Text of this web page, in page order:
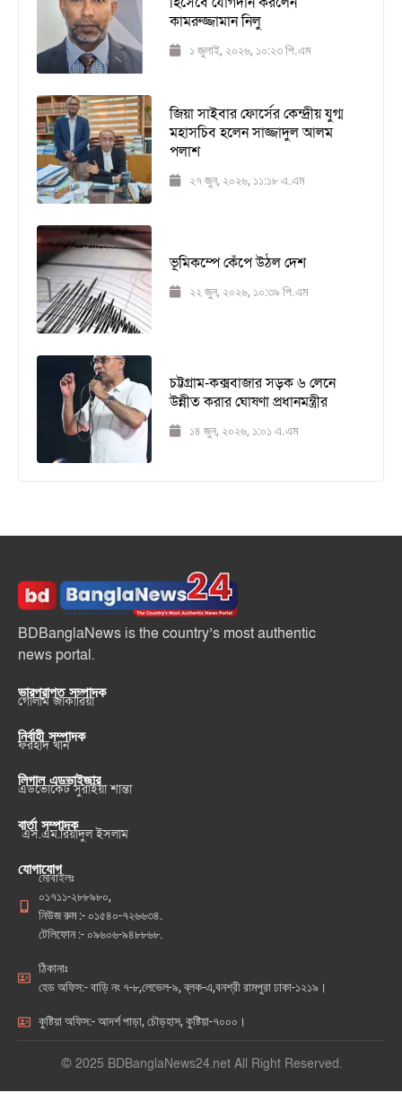
কামরুজ্জামান নিলু
১ জুলাই, ২০২৬, ১০:২৩ পি.এম
জিয়া সাইবার ফোর্সের কেন্দ্রীয় যুগ্ম
মহাসচিব হলেন সাজ্জাদুল আলম
পলাশ
২৭ জুন, ২০২৬, ১১:১৮ এ.এম
ভূমিকম্পে কেঁপে উঠল দেশ
২২ জুন, ২০২৬, ১০:৩৯ পি.এম
চট্টগ্রাম-কক্সবাজার সড়ক ৬ লেনে
উন্নীত করার ঘোষণা প্রধানমন্ত্রীর
১৪ জুন, ২০২৬, ১:০১ এ.এম
BDBanglaNews is the country’s most authentic
news portal.
ভারপ্রাপ্ত সম্পাদক
গোলাম জাকারিয়া
নির্বাহী সম্পাদক
ফরহাদ খান
লিগাল এডভাইজার
এডভোকেট সুরাইয়া শান্তা
বার্তা সম্পাদক
এস.এম.রিয়াদুল ইসলাম
যোগাযোগ
মোবাইলঃ
০১৭১১-২৮৮৯৮০,
নিউজ রুম :- ০১৫৪০-৭২৬৬৩৪.
টেলিফোন :- ০৯৬০৬-৯৪৮৮৬৮.
ঠিকানাঃ
হেড অফিস:- বাড়ি নং ৭-৮,লেভেল-৯, ব্লক-এ,বনশ্রী রামপুরা ঢাকা-১২১৯।
কুষ্টিয়া অফিস:- আদর্শ পাড়া, চৌড়হাস, কুষ্টিয়া-৭০০০।
© 2025 BDBanglaNews24.net All Right Reserved.